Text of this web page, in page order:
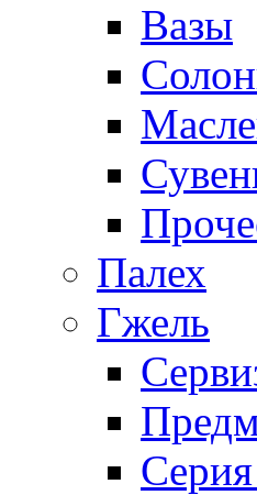
Вазы
Палех
Гжель